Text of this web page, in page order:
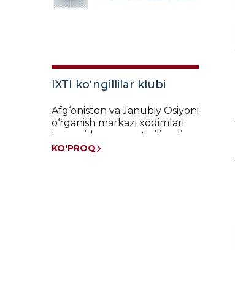
IXTI ko‘ngillilar klubi
Afg‘oniston va Janubiy Osiyoni
o‘rganish markazi xodimlari
tomonidan nazorat qilinadi
KO'PROQ